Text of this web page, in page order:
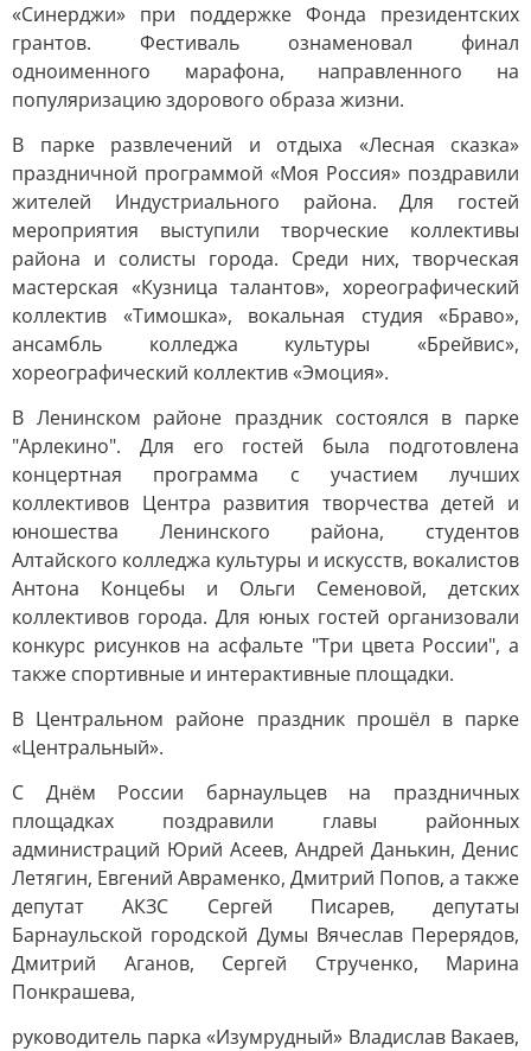
«Синерджи» при поддержке Фонда президентских
грантов. Фестиваль ознаменовал финал
одноименного марафона, направленного на
популяризацию здорового образа жизни.
В парке развлечений и отдыха «Лесная сказка»
праздничной программой «Моя Россия» поздравили
жителей Индустриального района. Для гостей
мероприятия выступили творческие коллективы
района и солисты города. Среди них, творческая
мастерская «Кузница талантов», хореографический
коллектив «Тимошка», вокальная студия «Браво»,
ансамбль колледжа культуры «Брейвис»,
хореографический коллектив «Эмоция».
В Ленинском районе праздник состоялся в парке
"Арлекино". Для его гостей была подготовлена
концертная программа с участием лучших
коллективов Центра развития творчества детей и
юношества Ленинского района, студентов
Алтайского колледжа культуры и искусств, вокалистов
Антона Концебы и Ольги Семеновой, детских
коллективов города. Для юных гостей организовали
конкурс рисунков на асфальте "Три цвета России", а
также спортивные и интерактивные площадки.
В Центральном районе праздник прошёл в парке
«Центральный».
С Днём России барнаульцев на праздничных
площадках поздравили главы районных
администраций Юрий Асеев, Андрей Данькин, Денис
Летягин, Евгений Авраменко, Дмитрий Попов, а также
депутат АКЗС Сергей Писарев, депутаты
Барнаульской городской Думы Вячеслав Перерядов,
Дмитрий Аганов, Сергей Струченко, Марина
Понкрашева,
руководитель парка «Изумрудный» Владислав Вакаев,